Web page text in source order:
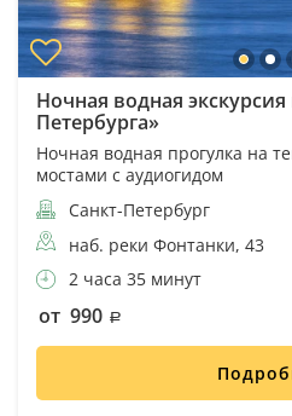
Ночная водная
Петербурга»
Ночная водная прогулка на
мостами с аудиогидом
Санкт-Петербург
наб. реки Фонтанки, 43
2 часа 35 минут
от 990